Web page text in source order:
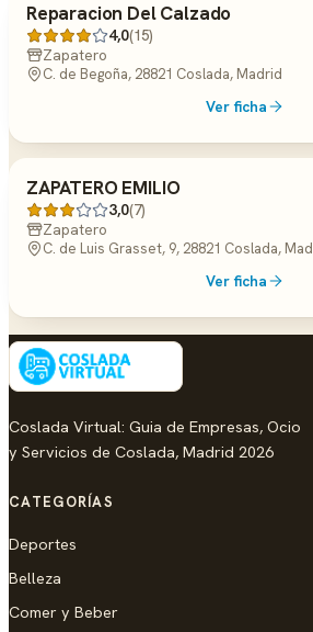
Reparacion Del Calzado
4,0(15)
Zapatero
C. de Begoña, 28821 Coslada, Madrid
Ver ficha
ZAPATERO EMILIO
3,0(7)
Zapatero
C. de Luis Grasset, 9, 28821 Coslada,
Ver ficha
Coslada Virtual: Guia de Empresas, Ocio
y Servicios de Coslada, Madrid 2026
CATEGORÍAS
Deportes
Belleza
Comer y Beber